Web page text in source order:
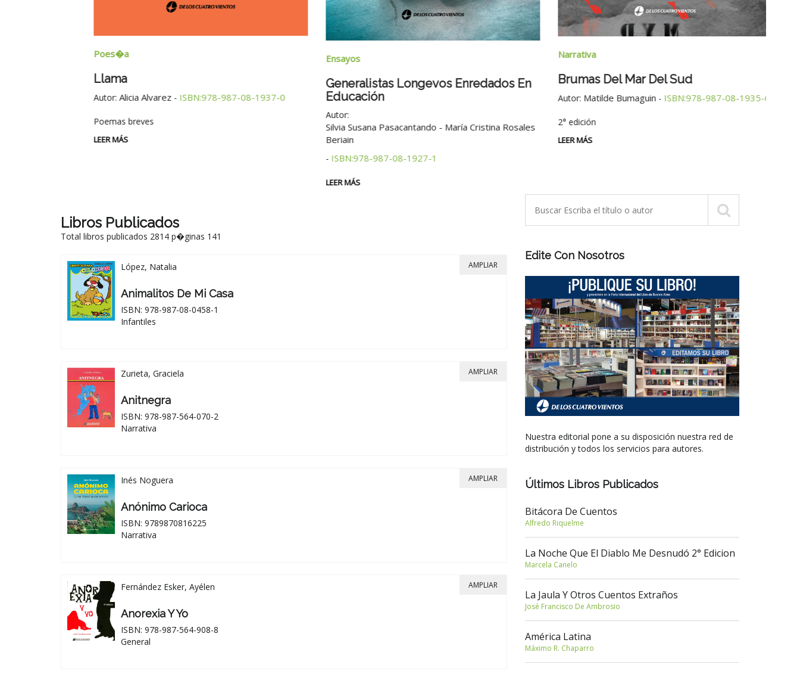
Poes�a
Llama
Autor:Alicia Alvarez-ISBN:978-987-08-1937-0
Poemas breves
LEER MÁS
Ensayos
Generalistas Longevos Enredados En
Educación
Autor:
Silvia Susana Pasacantando - María Cristina Rosales
Beriain
ISBN:978-987-08-1927-1
LEER MÁS
Narrativa
Brumas Del Mar Del Sud
Autor:Matilde Bumaguin-ISBN:978-987-08-1935-6
2° edición
LEER MÁS
Libros Publicados
Total libros publicados 2814 p�ginas 141
López, Natalia
Animalitos De Mi Casa
ISBN: 978-987-08-0458-1
Infantiles
AMPLIAR
Zurieta, Graciela
Anitnegra
ISBN: 978-987-564-070-2
Narrativa
AMPLIAR
Inés Noguera
Anónimo Carioca
ISBN: 9789870816225
Narrativa
AMPLIAR
Fernández Esker, Ayélen
Anorexia Y Yo
ISBN: 978-987-564-908-8
General
AMPLIAR
Edite Con Nosotros
Nuestra editorial pone a su disposición nuestra red de
distribución y todos los servicios para autores.
Últimos Libros Publicados
Bitácora De Cuentos
Alfredo Riquelme
La Noche Que El Diablo Me Desnudó 2° Edicion
Marcela Canelo
La Jaula Y Otros Cuentos Extraños
José Francisco De Ambrosio
América Latina
Máximo R. Chaparro